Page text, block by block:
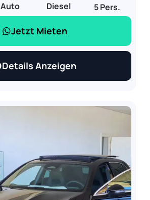
Auto Diesel 5 Pers.
Jetzt Mieten
Details Anzeigen